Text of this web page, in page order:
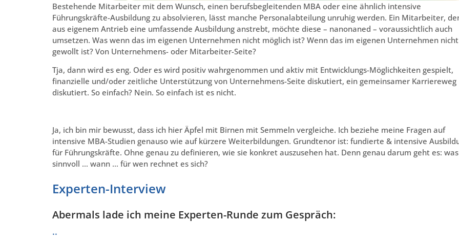
Bestehende Mitarbeiter mit dem Wunsch, einen berufsbegleitenden MBA oder eine ähnlich intensive
Führungskräfte-Ausbildung zu absolvieren, lässt manche Personalabteilung unruhig werden. Ein Mitarbeiter,
aus eigenem Antrieb eine umfassende Ausbildung anstrebt, möchte diese – nanonaned – voraussichtlich auch
umsetzen. Was wenn das im eigenen Unternehmen nicht möglich ist? Wenn das im eigenen Unternehmen nicht
gewollt ist? Von Unternehmens- oder Mitarbeiter-Seite?
Tja, dann wird es eng. Oder es wird positiv wahrgenommen und aktiv mit Entwicklungs-Möglichkeiten gespielt,
finanzielle und/oder zeitliche Unterstützung von Unternehmens-Seite diskutiert, ein gemeinsamer Karriereweg
diskutiert. So einfach? Nein. So einfach ist es nicht.
Ja, ich bin mir bewusst, dass ich hier Äpfel mit Birnen mit Semmeln vergleiche. Ich beziehe meine Fragen auf
intensive MBA-Studien genauso wie auf kürzere Weiterbildungen. Grundtenor ist: fundierte & intensive
für Führungskräfte. Ohne genau zu definieren, wie sie konkret auszusehen hat. Denn genau darum geht es:
sinnvoll … wann … für wen rechnet es sich?
Experten-Interview
Abermals lade ich meine Experten-Runde zum Gespräch:
..